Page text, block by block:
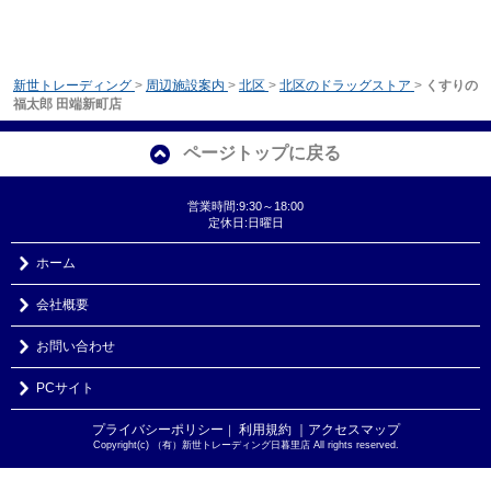
新世トレーディング > 周辺施設案内 > 北区 > 北区のドラッグストア > くすりの
福太郎 田端新町店
ページトップに戻る
営業時間:9:30～18:00
定休日:日曜日
ホーム
会社概要
お問い合わせ
PCサイト
プライバシーポリシー ｜ 利用規約 ｜アクセスマップ
Copyright(c) （有）新世トレーディング日暮里店 All rights reserved.